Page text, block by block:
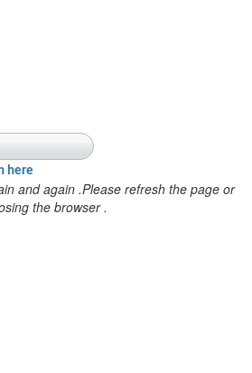
here
and again .Please refresh the page or
the browser .